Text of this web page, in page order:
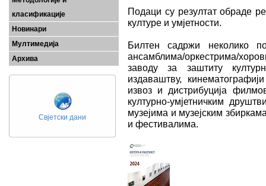
класификације
Новинари
Мултимедија
Архива
Свјетски дани
Подаци су резултат обраде
културе и умјетности.
Билтен садржи неколико
ансамблима/оркестрима/
заводу за заштиту
издаваштву,
извоз и дистрибуција
културно-умјетничким
музејима и музејским
и фестивалима.